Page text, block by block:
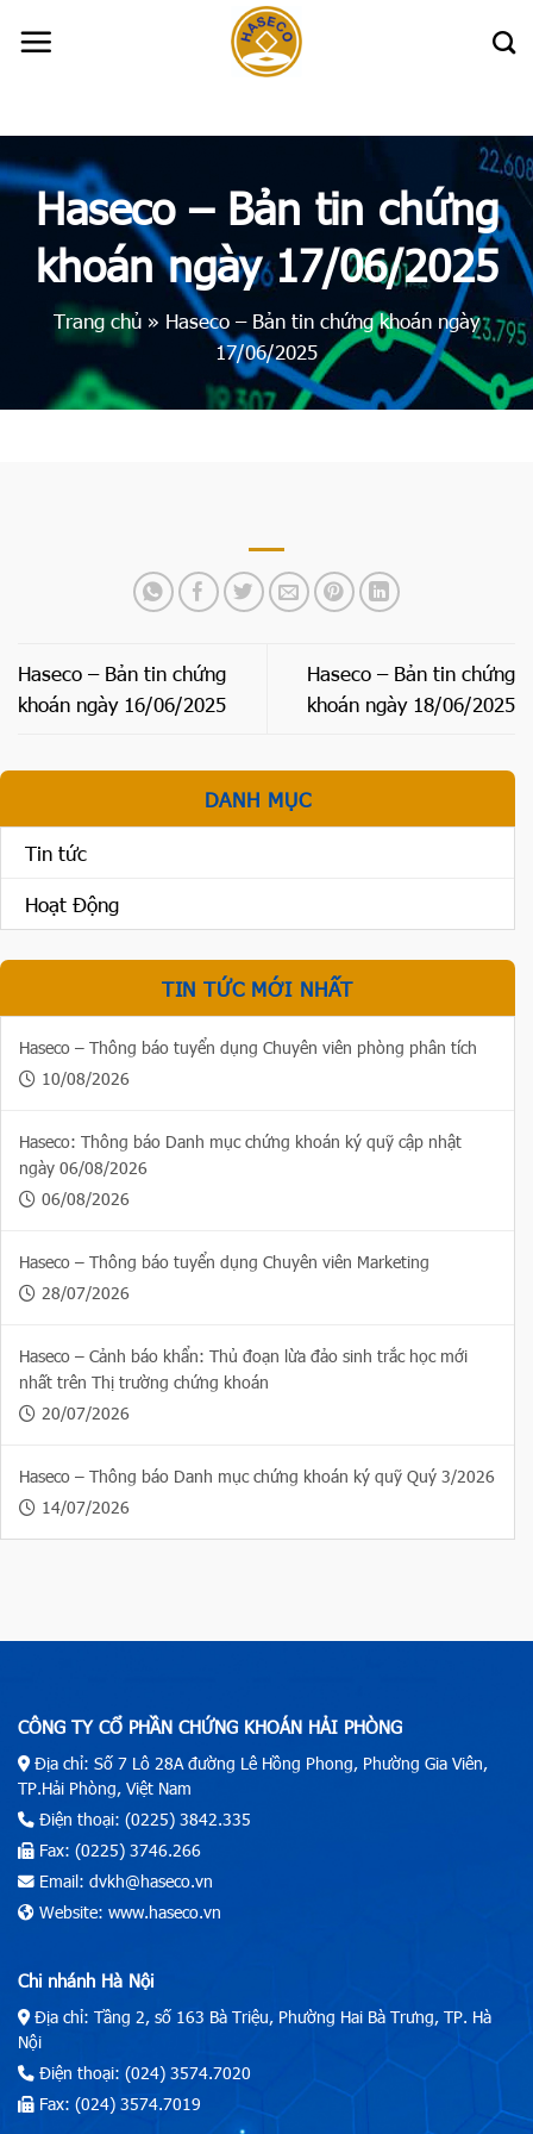
Haseco – Bản tin chứng
khoán ngày 17/06/2025
Trang chủ » Haseco – Bản tin chứng khoán ngày
17/06/2025
Haseco – Bản tin chứng
khoán ngày 16/06/2025
Haseco – Bản tin chứng
khoán ngày 18/06/2025
DANH MỤC
Tin tức
Hoạt Động
TIN TỨC MỚI NHẤT
Haseco – Thông báo tuyển dụng Chuyên viên phòng phân tích
10/08/2026
Haseco: Thông báo Danh mục chứng khoán ký quỹ cập nhật
ngày 06/08/2026
06/08/2026
Haseco – Thông báo tuyển dụng Chuyên viên Marketing
28/07/2026
Haseco – Cảnh báo khẩn: Thủ đoạn lừa đảo sinh trắc học mới
nhất trên Thị trường chứng khoán
20/07/2026
Haseco – Thông báo Danh mục chứng khoán ký quỹ Quý 3/2026
14/07/2026
CÔNG TY CỔ PHẦN CHỨNG KHOÁN HẢI PHÒNG
Địa chỉ: Số 7 Lô 28A đường Lê Hồng Phong, Phường Gia Viên,
TP.Hải Phòng, Việt Nam
Điện thoại: (0225) 3842.335
Fax: (0225) 3746.266
Email: dvkh@haseco.vn
Website: www.haseco.vn
Chi nhánh Hà Nội
Địa chỉ: Tầng 2, số 163 Bà Triệu, Phường Hai Bà Trưng, TP. Hà
Nội
Điện thoại: (024) 3574.7020
Fax: (024) 3574.7019